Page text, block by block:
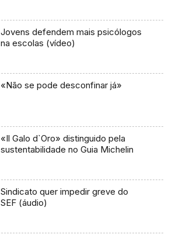
Jovens defendem mais psicólogos
na escolas (vídeo)
«Não se pode desconfinar já»
«Il Galo d`Oro» distinguido pela
sustentabilidade no Guia Michelin
Sindicato quer impedir greve do
SEF (áudio)